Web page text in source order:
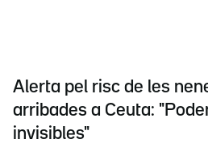
Alerta pel risc de les
arribades a Ceuta:
invisibles"